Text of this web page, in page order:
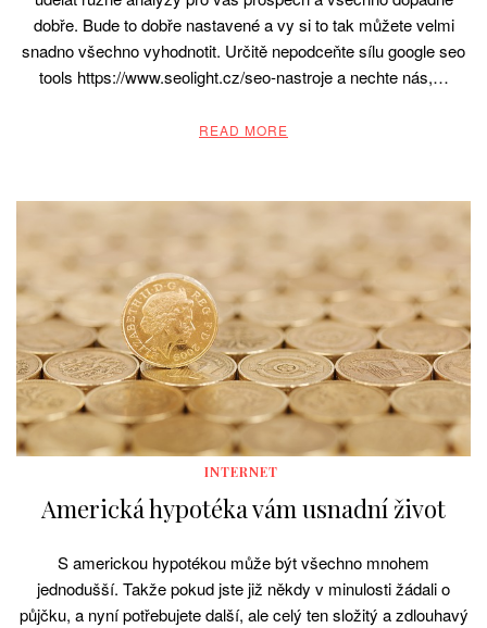
dobře. Bude to dobře nastavené a vy si to tak můžete velmi
snadno všechno vyhodnotit. Určitě nepodceňte sílu google seo
tools https://www.seolight.cz/seo-nastroje a nechte nás,…
READ MORE
INTERNET
Americká hypotéka vám usnadní život
S americkou hypotékou může být všechno mnohem
jednodušší. Takže pokud jste již někdy v minulosti žádali o
půjčku, a nyní potřebujete další, ale celý ten složitý a zdlouhavý